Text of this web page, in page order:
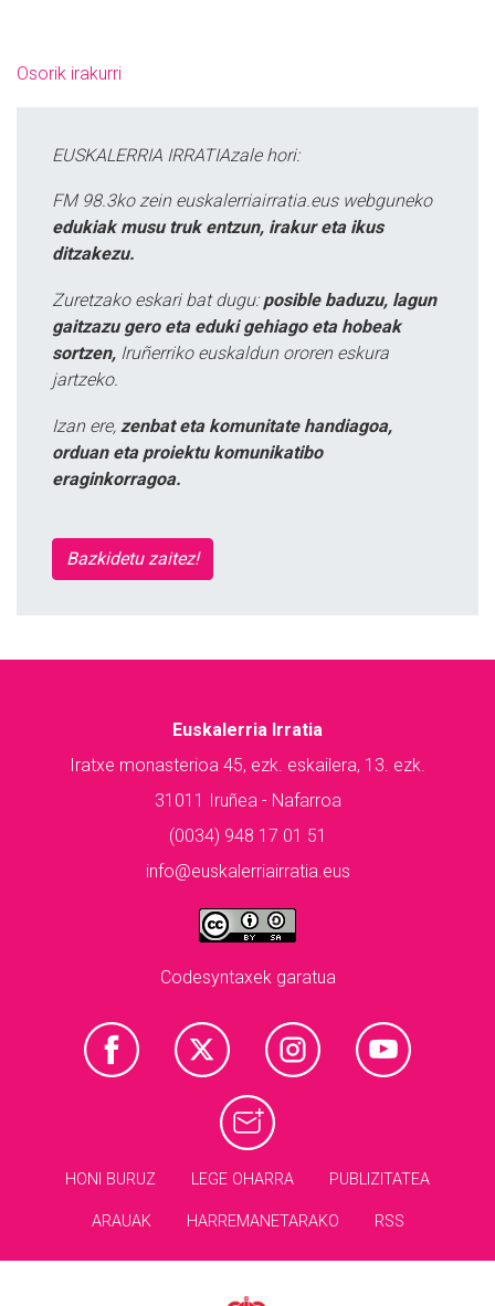
Osorik irakurri
EUSKALERRIA IRRATIAzale hori:
FM 98.3ko zein euskalerriairratia.eus webguneko
edukiak musu truk entzun, irakur eta ikus
ditzakezu.
Zuretzako eskari bat dugu: posible baduzu, lagun
gaitzazu gero eta eduki gehiago eta hobeak
sortzen, Iruñerriko euskaldun ororen eskura
jartzeko.
Izan ere, zenbat eta komunitate handiagoa,
orduan eta proiektu komunikatibo
eraginkorragoa.
Bazkidetu zaitez!
Euskalerria Irratia
Iratxe monasterioa 45, ezk. eskailera, 13. ezk.
31011 Iruñea - Nafarroa
(0034) 948 17 01 51
info@euskalerriairratia.eus
Codesyntaxek garatua
HONI BURUZ LEGE OHARRA PUBLIZITATEA
ARAUAK HARREMANETARAKO RSS